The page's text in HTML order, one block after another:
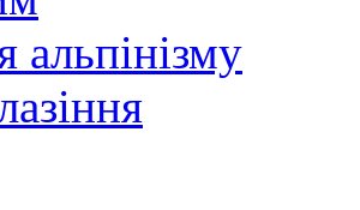
альпінізму